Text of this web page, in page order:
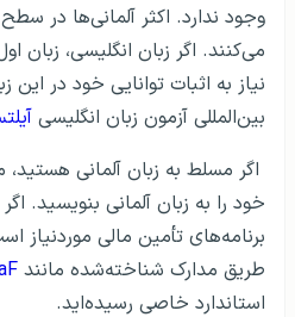
وجود ندارد. اکثر آلمانی‌ها در
می‌کنند. اگر زبان انگلیسی‌،
نیاز به اثبات توانایی خود در این
بین‌المللی آزمون زبان انگلیسی
اگر مسلط به زبان آلمانی
خود را به زبان آلمانی بنویسید.
برنامه‌های تأمین مالی موردنیاز
طریق مدارک شناخته‌شده مانند
استاندارد خاصی رسیده‌اید.